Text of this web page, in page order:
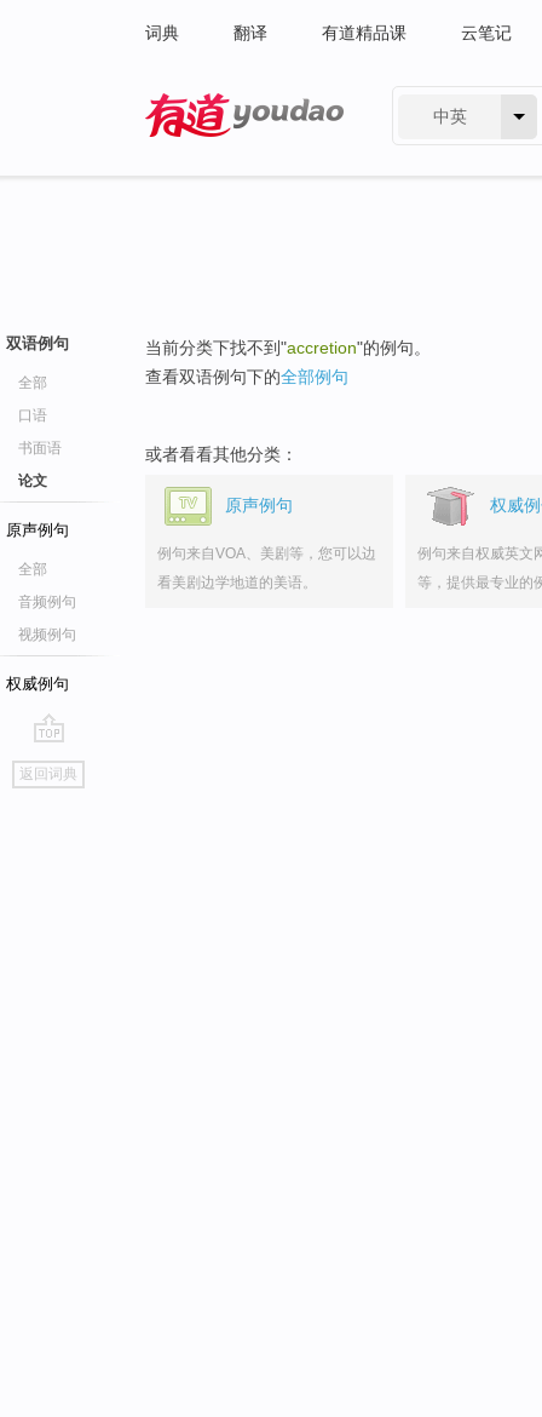
词典 翻译 有道精品课 云笔记
中英
双语例句
全部
口语
书面语
论文
原声例句
全部
音频例句
视频例句
权威例句
go
top
返回词典
当前分类下找不到"accretion"的例句。
查看双语例句下的全部例句
或者看看其他分类：
原声例句
例句来自VOA、美剧等，您可以边
看美剧边学地道的美语。
权威
例句来自权威英文
等，提供最专业的